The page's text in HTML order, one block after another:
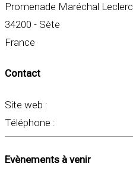
Promenade Maréchal Leclerc
34200 - Sète
France
Contact
Site web :
Téléphone :
Evènements à venir